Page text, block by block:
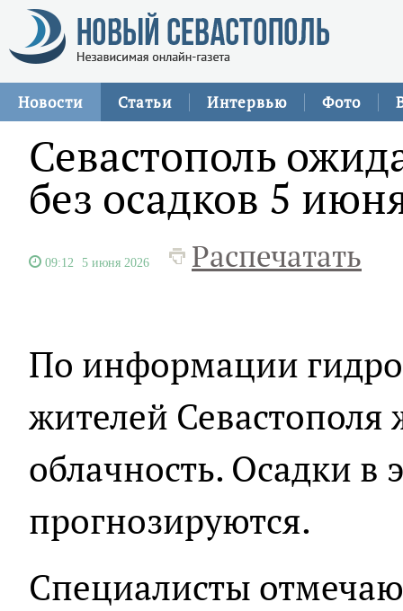
Новости Статьи Интервью Фото
Севастополь
без осадков 5
09:12 5 июня 2026 Распечатать
По информации
жителей
облачность. Осадки в
прогнозируются.
Специалисты